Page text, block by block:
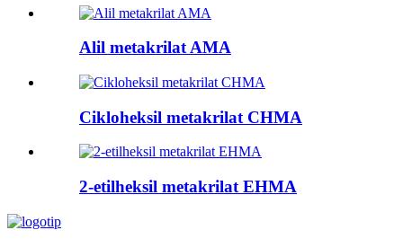
Alil metakrilat AMA
Cikloheksil metakrilat CHMA
2-etilheksil metakrilat EHMA